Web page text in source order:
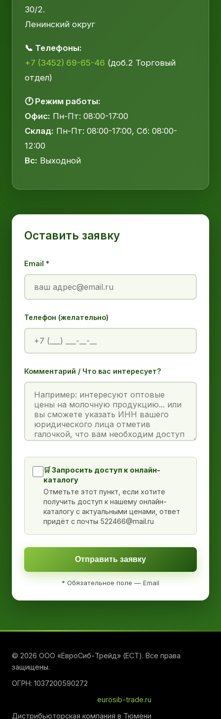
30/2.
Ленинский округ
📞 Телефоны:
+7 (3452) 69-65-46 (доб.2 Торговый
отдел)
🕐 Режим работы:
Офис: Пн-Пт: 08:00-17:00
Склад: Пн-Пт: 08:00-17:00, Сб: 08:00-
12:00
Вс: Выходной
Оставить заявку
Email *
Телефон (желательно)
Комментарий / Что вас интересует?
🛒 Запросить доступ к онлайн-
каталогу
Отметьте этот пункт, если хотите
получить доступ к нашему онлайн-
каталогу с актуальными ценами, ответ
придёт с почты 522466@mail.ru
Отправить заявку
* Обязательное поле — Email
© 2026 ООО «ЕвроСиб-Трейд» (ЕСТ). Все права
защищены.
ОГРН: 1037200590272
eurosib-trade.ru
Дистрибьюторская компания в Тюмени